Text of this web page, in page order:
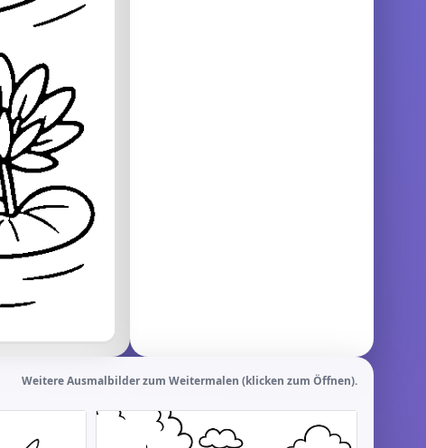
Weitere Ausmalbilder zum Weitermalen (klicken zum Öffnen).